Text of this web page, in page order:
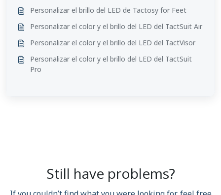
Personalizar el brillo del LED de Tactosy for Feet
Personalizar el color y el brillo del LED del TactSuit Air
Personalizar el color y el brillo del LED del TactVisor
Personalizar el color y el brillo del LED del TactSuit
Pro
Still have problems?